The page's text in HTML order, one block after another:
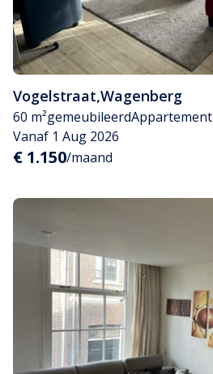
Vogelstraat,Wagenberg
60 m²gemeubileerdAppartement
Vanaf 1 Aug 2026
€ 1.150/maand